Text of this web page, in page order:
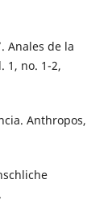
Anales de la
1, no. 1-2,
Anthropos,